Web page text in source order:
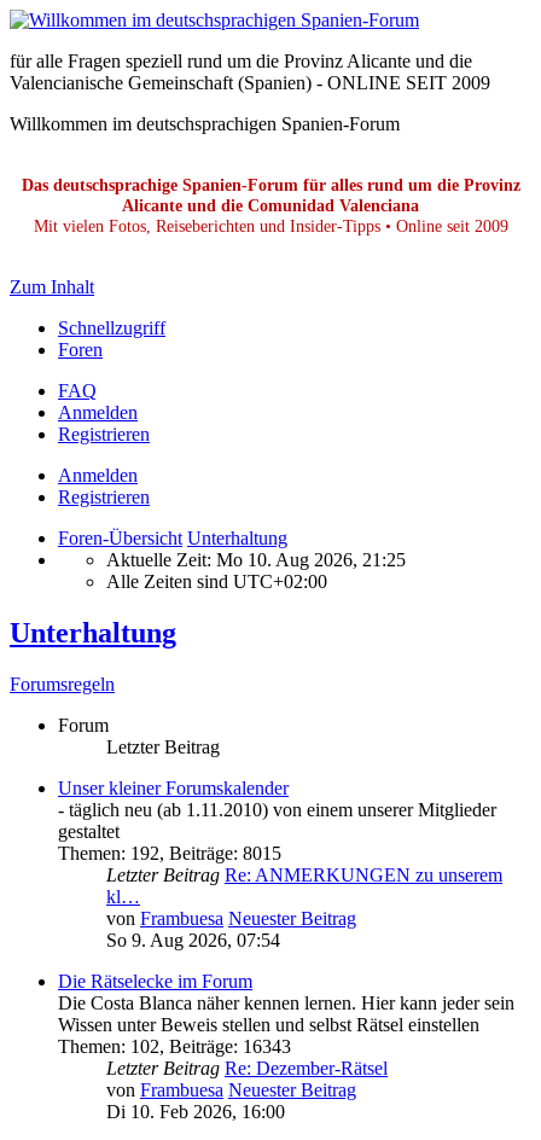
für alle Fragen speziell rund um die Provinz Alicante und die
Valencianische Gemeinschaft (Spanien) - ONLINE SEIT 2009
Willkommen im deutschsprachigen Spanien-Forum
Das deutschsprachige Spanien-Forum für alles rund um die Provinz
Alicante und die Comunidad Valenciana
Mit vielen Fotos, Reiseberichten und Insider-Tipps • Online seit 2009
Zum Inhalt
Schnellzugriff
Foren
FAQ
Anmelden
Registrieren
Anmelden
Registrieren
Foren-Übersicht Unterhaltung
Aktuelle Zeit: Mo 10. Aug 2026, 21:25
Alle Zeiten sind UTC+02:00
Unterhaltung
Forumsregeln
Forum
Letzter Beitrag
Unser kleiner Forumskalender
- täglich neu (ab 1.11.2010) von einem unserer Mitglieder
gestaltet
Themen: 192, Beiträge: 8015
Letzter Beitrag Re: ANMERKUNGEN zu unserem
kl…
von Frambuesa Neuester Beitrag
So 9. Aug 2026, 07:54
Die Rätselecke im Forum
Die Costa Blanca näher kennen lernen. Hier kann jeder sein
Wissen unter Beweis stellen und selbst Rätsel einstellen
Themen: 102, Beiträge: 16343
Letzter Beitrag Re: Dezember-Rätsel
von Frambuesa Neuester Beitrag
Di 10. Feb 2026, 16:00